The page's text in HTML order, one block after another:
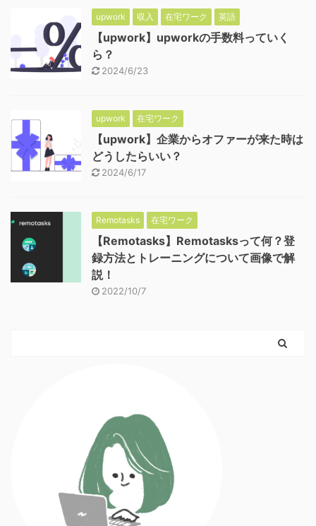
upwork 収入 在宅ワーク 英語
【upwork】upworkの手数料っていく
ら？
2024/6/23
upwork 在宅ワーク
【upwork】企業からオファーが来た時は
どうしたらいい？
2024/6/17
Remotasks 在宅ワーク
【Remotasks】Remotasksって何？登
録方法とトレーニングについて画像で解
説！
2022/10/7